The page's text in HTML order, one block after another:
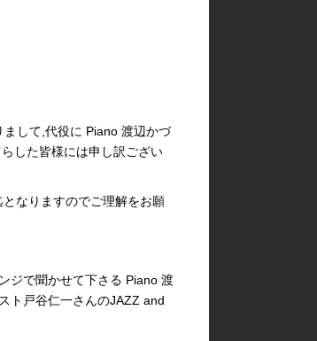
して,代役に Piano 渡辺かづ
した皆様には申し訳ござい
なりますのでご理解をお願
ジで聞かせて下さる Piano 渡
ト戸谷仁一さんのJAZZ and